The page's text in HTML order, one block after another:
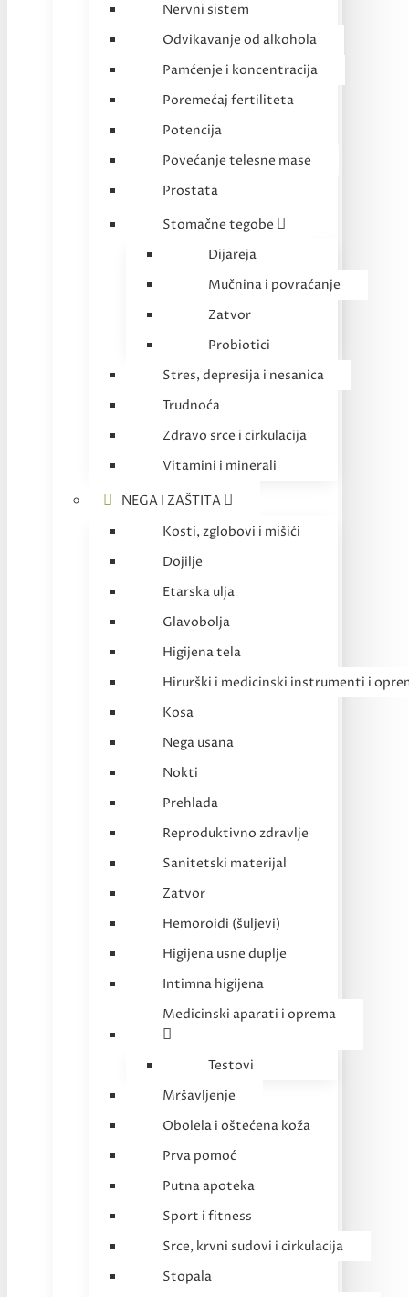
Nervni sistem
Odvikavanje od alkohola
Pamćenje i koncentracija
Poremećaj fertiliteta
Potencija
Povećanje telesne mase
Prostata
Stomačne tegobe
Dijareja
Mučnina i povraćanje
Zatvor
Probiotici
Stres, depresija i nesanica
Trudnoća
Zdravo srce i cirkulacija
Vitamini i minerali
NEGA I ZAŠTITA
Kosti, zglobovi i mišići
Dojilje
Etarska ulja
Glavobolja
Higijena tela
Hirurški i medicinski instrumenti i
Kosa
Nega usana
Nokti
Prehlada
Reproduktivno zdravlje
Sanitetski materijal
Zatvor
Hemoroidi (šuljevi)
Higijena usne duplje
Intimna higijena
Medicinski aparati i oprema
Testovi
Mršavljenje
Obolela i oštećena koža
Prva pomoć
Putna apoteka
Sport i fitness
Srce, krvni sudovi i cirkulacija
Stopala